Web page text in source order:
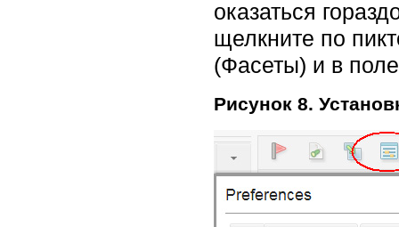
оказаться
щелкните по
(Фасеты) и в
Рисунок 8.